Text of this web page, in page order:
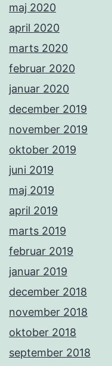
maj 2020
april 2020
marts 2020
februar 2020
januar 2020
december 2019
november 2019
oktober 2019
juni 2019
maj 2019
april 2019
marts 2019
februar 2019
januar 2019
december 2018
november 2018
oktober 2018
september 2018